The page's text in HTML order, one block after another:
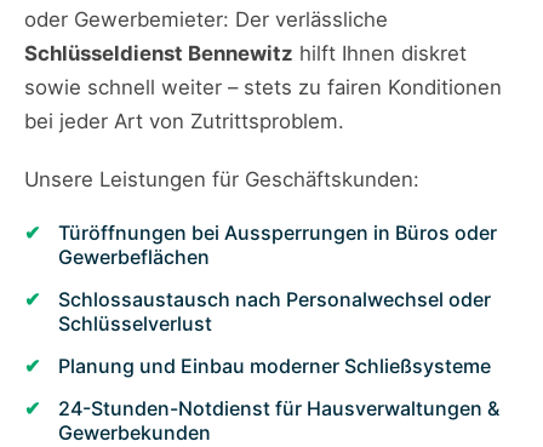
oder Gewerbemieter: Der verlässliche
Schlüsseldienst Bennewitz hilft Ihnen diskret
sowie schnell weiter – stets zu fairen Konditionen
bei jeder Art von Zutrittsproblem.
Unsere Leistungen für Geschäftskunden:
Türöffnungen bei Aussperrungen in Büros oder
Gewerbeflächen
Schlossaustausch nach Personalwechsel oder
Schlüsselverlust
Planung und Einbau moderner Schließsysteme
24-Stunden-Notdienst für Hausverwaltungen &
Gewerbekunden